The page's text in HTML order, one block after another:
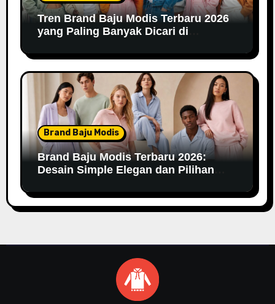
Tren Brand Baju Modis Terbaru 2026
yang Paling Banyak Dicari di
Brand Baju Modis
Brand Baju Modis Terbaru 2026:
Desain Simple Elegan dan Pilihan